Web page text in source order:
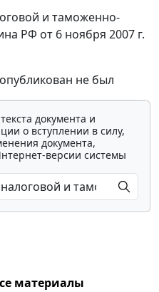
и таможенно-
РФ от 6 ноября 2007 г.
не был
документа и
о вступлении в силу,
документа,
версии системы
материалы